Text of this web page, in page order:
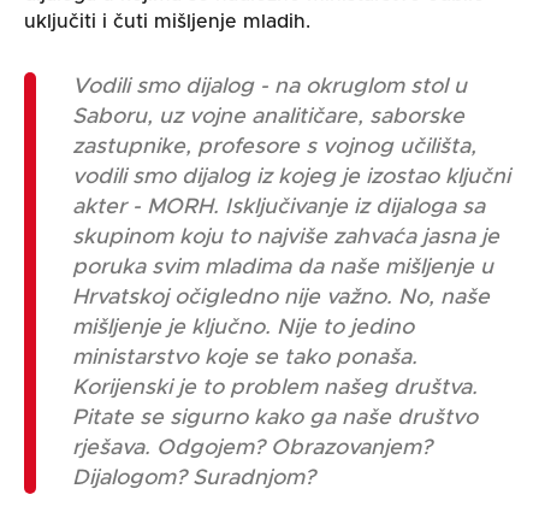
uključiti i čuti mišljenje mladih.
Vodili smo dijalog - na okruglom stol u
Saboru, uz vojne analitičare, saborske
zastupnike, profesore s vojnog učilišta,
vodili smo dijalog iz kojeg je izostao ključni
akter - MORH. Isključivanje iz dijaloga sa
skupinom koju to najviše zahvaća jasna je
poruka svim mladima da naše mišljenje u
Hrvatskoj očigledno nije važno. No, naše
mišljenje je ključno. Nije to jedino
ministarstvo koje se tako ponaša.
Korijenski je to problem našeg društva.
Pitate se sigurno kako ga naše društvo
rješava. Odgojem? Obrazovanjem?
Dijalogom? Suradnjom?